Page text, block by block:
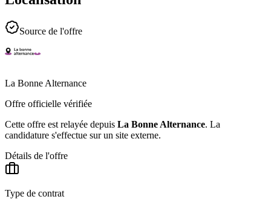
Source de l'offre
La Bonne Alternance
Offre officielle vérifiée
Cette offre est relayée depuis La Bonne Alternance. La
candidature s'effectue sur un site externe.
Détails de l'offre
Type de contrat